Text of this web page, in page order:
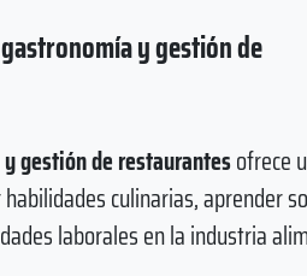
y gestión de
gestión de restaurantesofrece
culinarias, aprender
laborales en la industria